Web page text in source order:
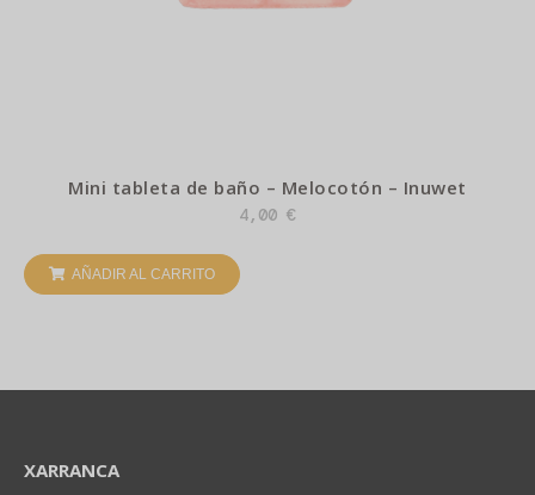
Mini tableta de baño – Melocotón – Inuwet
4,00 €
AÑADIR AL CARRITO
XARRANCA